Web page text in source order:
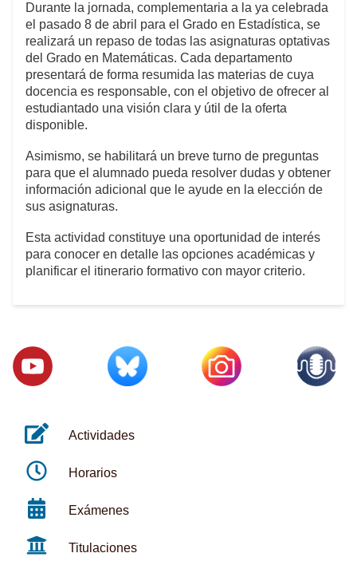
Durante la jornada, complementaria a la ya celebrada
el pasado 8 de abril para el Grado en Estadística, se
realizará un repaso de todas las asignaturas optativas
del Grado en Matemáticas. Cada departamento
presentará de forma resumida las materias de cuya
docencia es responsable, con el objetivo de ofrecer al
estudiantado una visión clara y útil de la oferta
disponible.
Asimismo, se habilitará un breve turno de preguntas
para que el alumnado pueda resolver dudas y obtener
información adicional que le ayude en la elección de
sus asignaturas.
Esta actividad constituye una oportunidad de interés
para conocer en detalle las opciones académicas y
planificar el itinerario formativo con mayor criterio.
Actividades
Horarios
Exámenes
Titulaciones